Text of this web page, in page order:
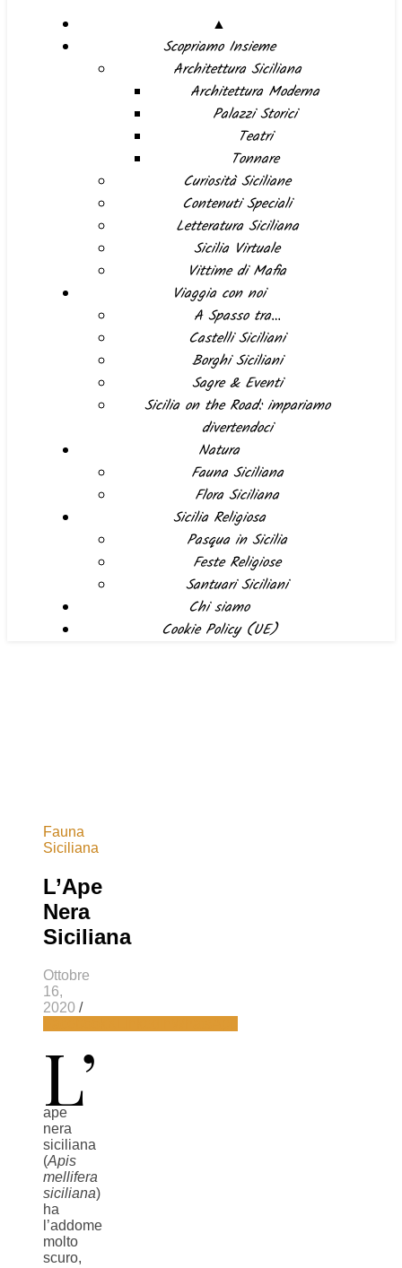
▲
Scopriamo Insieme
Architettura Siciliana
Architettura Moderna
Palazzi Storici
Teatri
Tonnare
Curiosità Siciliane
Contenuti Speciali
Letteratura Siciliana
Sicilia Virtuale
Vittime di Mafia
Viaggia con noi
A Spasso tra…
Castelli Siciliani
Borghi Siciliani
Sagre & Eventi
Sicilia on the Road: impariamo
divertendoci
Natura
Fauna Siciliana
Flora Siciliana
Sicilia Religiosa
Pasqua in Sicilia
Feste Religiose
Santuari Siciliani
Chi siamo
Cookie Policy (UE)
Fauna
Siciliana
L’Ape
Nera
Siciliana
Ottobre
16,
2020 /
L’
ape
nera
siciliana
(Apis
mellifera
siciliana)
ha
l’addome
molto
scuro,